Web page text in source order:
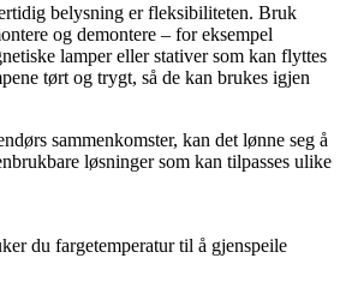
belysning er fleksibiliteten. Bruk
og demontere – for eksempel
lamper eller stativer som kan flyttes
tørt og trygt, så de kan brukes igjen
sammenkomster, kan det lønne seg å
løsninger som kan tilpasses ulike
du fargetemperatur til å gjenspeile